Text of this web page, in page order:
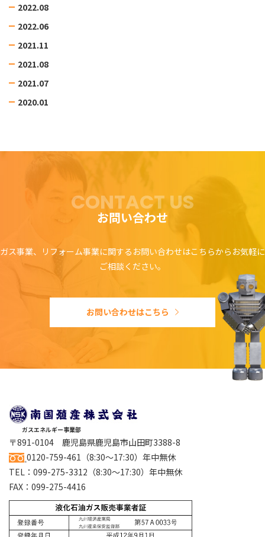
2022.08
2022.06
2021.11
2021.08
2021.07
2020.01
CONTACT US
お問い合わせ
ガス事業、リフォーム事業に関するお問い合わせはこちらからお気軽に
ご相談ください。
お問い合わせはこちら
ガスエネルギー事業部
〒891-0104 鹿児島県鹿児島市山田町3388-8
0120-759-461 （8:30～17:30）年中無休
TEL： 099-275-3312 （8:30～17:30）年中無休
FAX：099-275-4416